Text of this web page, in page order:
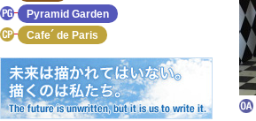
Pyramid Garden
Cafe´ de Paris